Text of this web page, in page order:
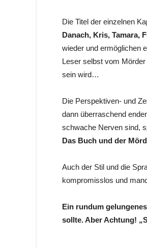
Die Titel der einzelnen
Danach, Kris, Tamara,
wieder und ermöglichen
Leser selbst vom
sein wird…
Die Perspektiven- und
dann überraschend
schwache Nerven sind,
Das Buch und der
Auch der Stil und die
kompromisslos und
Ein rundum
sollte. Aber Achtung!